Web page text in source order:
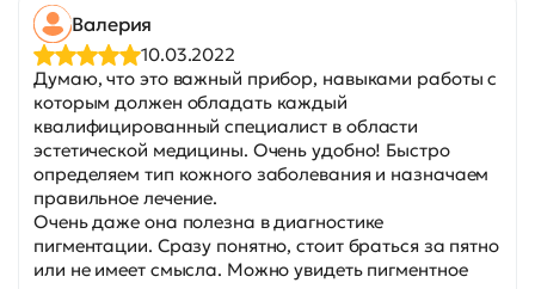
Валерия
10.03.2022
Думаю, что это важный прибор, навыками работы с
которым должен обладать каждый
квалифицированный специалист в области
эстетической медицины. Очень удобно! Быстро
определяем тип кожного заболевания и назначаем
правильное лечение.
Очень даже она полезна в диагностике
пигментации. Сразу понятно, стоит браться за пятно
или не имеет смысла. Можно увидеть пигментное